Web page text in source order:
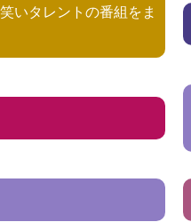
いタレントの番組をま